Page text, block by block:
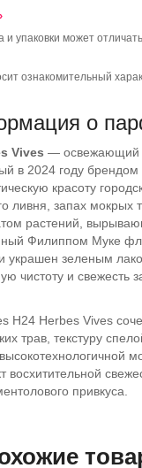
упаковки может
ознакомительный
о
Vives — освежающий
в 2024 году
красоту
ливня, запах мокрых
растений,
Филиппом Муке
украшен зеленым
чистоту и свежесть
H24 Herbes Vives
трав, текстуру
привкуса.